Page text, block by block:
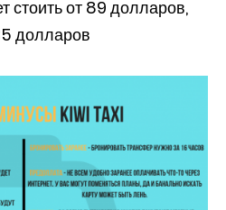
стоить от 89 долларов,
долларов